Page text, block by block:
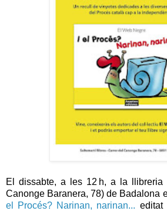
El dissabte, a les 12 h, a la llibreria
Canonge Baranera, 78) de Badalona
el Procés? Narinan, narinan... editat